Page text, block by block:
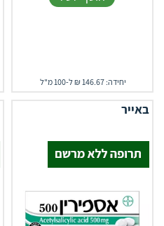
יחידה: 146.67 ₪ ל-100 מ"ל
באייר